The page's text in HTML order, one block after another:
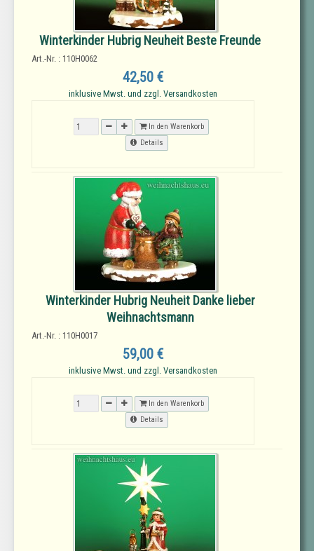
Winterkinder Hubrig Neuheit Beste Freunde
Art.-Nr. : 110H0062
42,50 €
inklusive Mwst. und zzgl. Versandkosten
In den Warenkorb
Details
Winterkinder Hubrig Neuheit Danke lieber
Weihnachtsmann
Art.-Nr. : 110H0017
59,00 €
inklusive Mwst. und zzgl. Versandkosten
In den Warenkorb
Details